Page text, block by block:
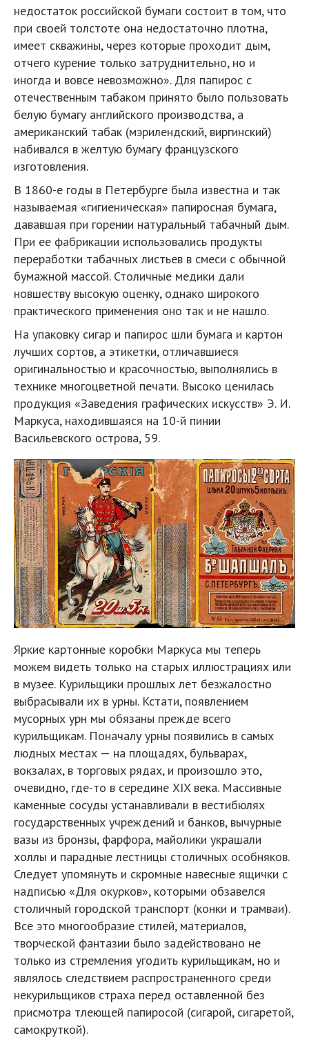
недостаток российской бумаги состоит в том, что
при своей толстоте она недостаточно плотна,
имеет скважины, через которые проходит дым,
отчего курение только затруднительно, но и
иногда и вовсе невозможно». Для папирос с
отечественным табаком принято было пользовать
белую бумагу английского производства, а
американский табак (мэрилендский, виргинский)
набивался в желтую бумагу французского
изготовления.
В 1860-е годы в Петербурге была известна и так
называемая «гигиеническая» папиросная бумага,
дававшая при горении натуральный табачный дым.
При ее фабрикации использовались продукты
переработки табачных листьев в смеси с обычной
бумажной массой. Столичные медики дали
новшеству высокую оценку, однако широкого
практического применения оно так и не нашло.
На упаковку сигар и папирос шли бумага и картон
лучших сортов, а этикетки, отличавшиеся
оригинальностью и красочностью, выполнялись в
технике многоцветной печати. Высоко ценилась
продукция «Заведения графических искусств» Э. И.
Маркуса, находившаяся на 10-й пинии
Васильевского острова, 59.
Яркие картонные коробки Маркуса мы теперь
можем видеть только на старых иллюстрациях или
в музее. Курильщики прошлых лет безжалостно
выбрасывали их в урны. Кстати, появлением
мусорных урн мы обязаны прежде всего
курильщикам. Поначалу урны появились в самых
людных местах — на площадях, бульварах,
вокзалах, в торговых рядах, и произошло это,
очевидно, где-то в середине XIX века. Массивные
каменные сосуды устанавливали в вестибюлях
государственных учреждений и банков, вычурные
вазы из бронзы, фарфора, майолики украшали
холлы и парадные лестницы столичных особняков.
Следует упомянуть и скромные навесные ящички с
надписью «Для окурков», которыми обзавелся
столичный городской транспорт (конки и трамваи).
Все это многообразие стилей, материалов,
творческой фантазии было задействовано не
только из стремления угодить курильщикам, но и
являлось следствием распространенного среди
некурильщиков страха перед оставленной без
присмотра тлеющей папиросой (сигарой, сигаретой,
самокруткой).